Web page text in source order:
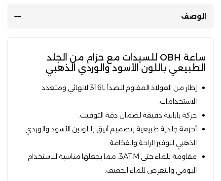
الوصف
ساعة OBH للسيدات مع حزام من الجلد
الطبيعي باللون الأسود والوردي الذهبي
إطار من الفولاذ المقاوم للصدأ 316L لانهائي ومتعدد
الاستخدامات.
حركة يابانية دقيقة لضمان دقة التوقيت.
أحزمة جلدية طبيعية بتصميم أنيق باللونين الأسود والوردي
الذهبي لتوفير الراحة والفخامة.
مقاومة للماء حتى 3ATM، مما يجعلها مناسبة للاستخدام
اليومي والتعرض للماء الخفيف.